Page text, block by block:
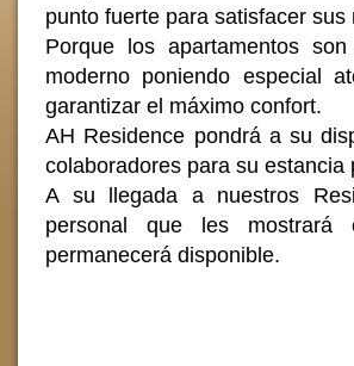
punto fuerte para satisfacer sus
Porque los apartamentos
moderno poniendo especial
garantizar el máximo confort.
AH Residence pondrá a su
colaboradores para su
A su llegada a nuestros
personal que les
permanecerá disponible.